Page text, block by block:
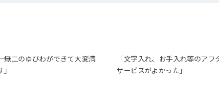
無二のゆびわができて大変満
「文字入れ、お手入れ等のアフ
サービスがよかった」